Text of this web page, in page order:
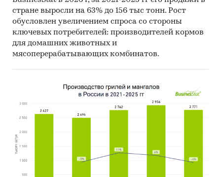
стране выросли на 63% до 156 тыс тонн. Рост
обусловлен увеличением спроса со стороны
ключевых потребителей: производителей кормов
для домашних животных и
мясоперерабатывающих комбинатов.